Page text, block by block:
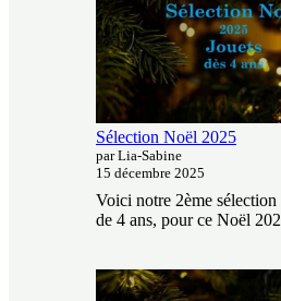
Sélection Noël 2025
par Lia-Sabine
15 décembre 2025
Voici notre 2ème
de 4 ans, pour ce Noël